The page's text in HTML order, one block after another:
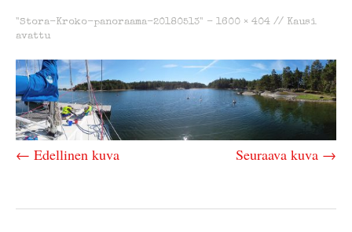
"Stora-Kroko-panoraama-20180513" - 1600 × 404 // Kausi
avattu
← Edellinen kuva Seuraava kuva →